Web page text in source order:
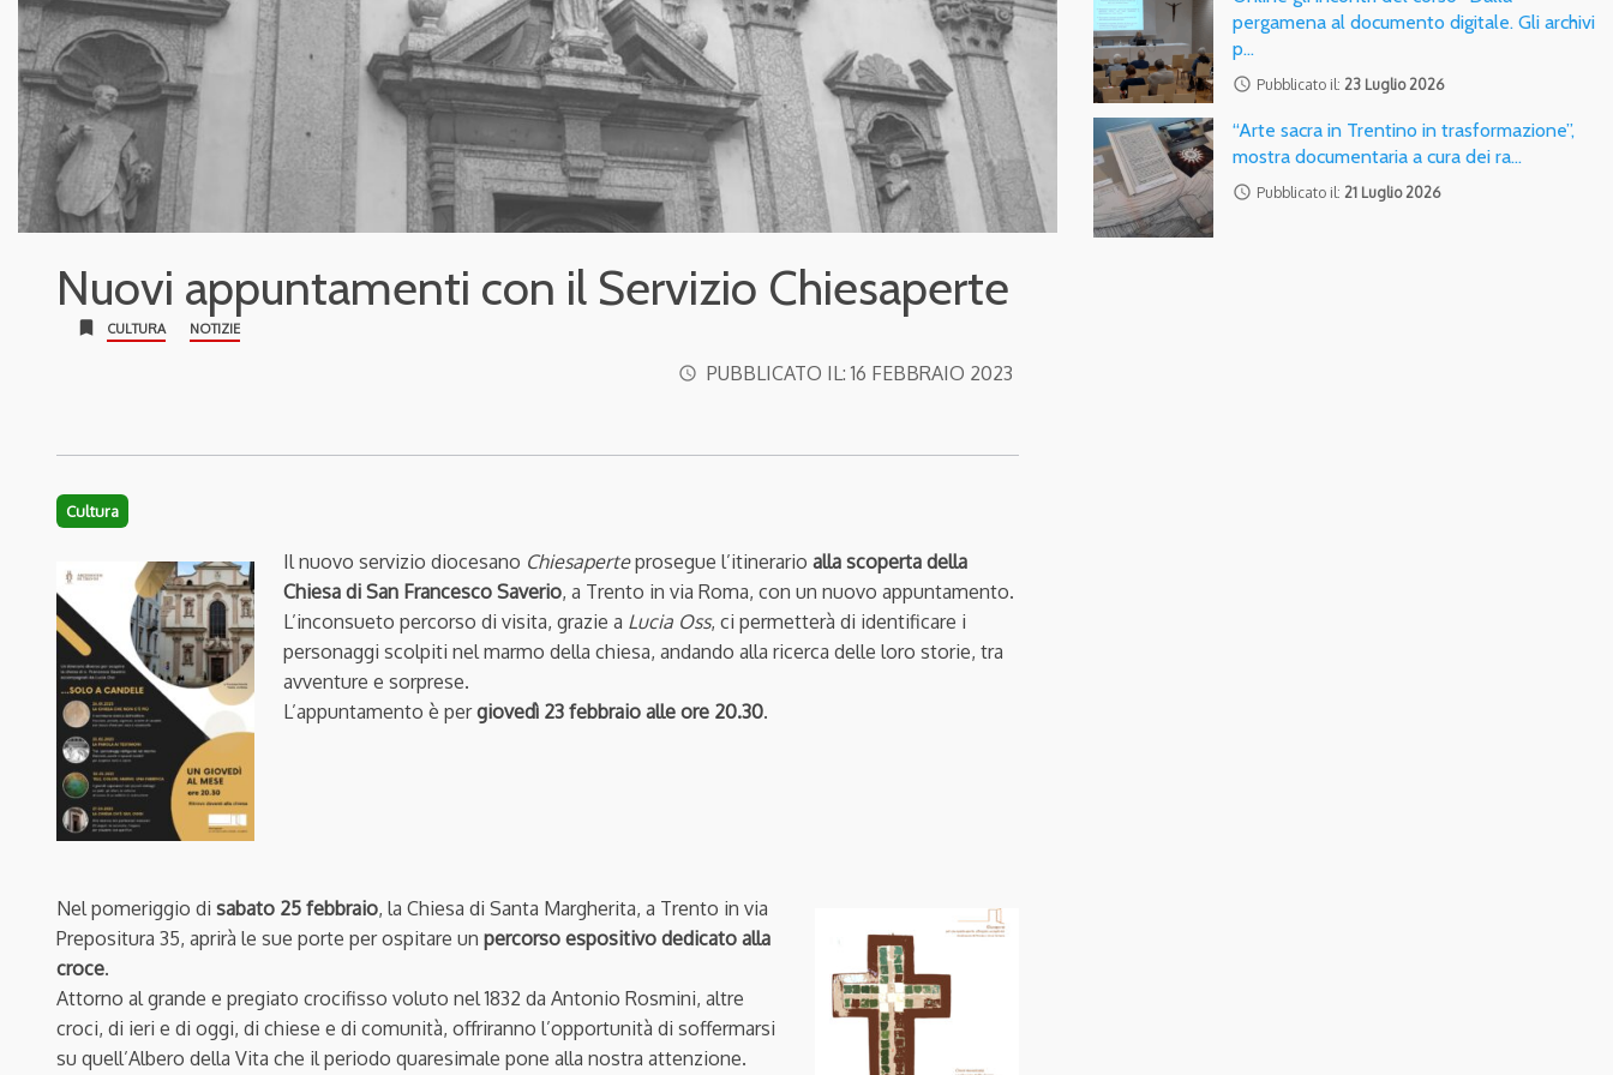
Nuovi appuntamenti con il Servizio Chiesaperte
bookmark CULTURA NOTIZIE
access_time PUBBLICATO IL:16 FEBBRAIO 2023
Cultura
Il nuovo servizio diocesano Chiesaperteprosegue l’itinerario alla scoperta della
Chiesa di San Francesco Saverio, a Trento in via Roma, con un nuovo appuntamento.
L’inconsueto percorso di visita, grazie a Lucia Oss, ci permetterà di identificare i
personaggi scolpiti nel marmo della chiesa, andando alla ricerca delle loro storie, tra
avventure e sorprese.
L’appuntamento è pergiovedì 23 febbraio alle ore 20.30.
Nel pomeriggio di sabato 25 febbraio, la Chiesa di Santa Margherita, a Trento in via
Prepositura 35, aprirà le sue porte per ospitare un percorso espositivo dedicato alla
croce.
Attorno al grande e pregiato crocifisso voluto nel 1832 da Antonio Rosmini, altre
croci, di ieri e di oggi, di chiese e di comunità, offriranno l’opportunità di soffermarsi
su quell’Albero della Vita che il periodo quaresimale pone alla nostra attenzione.
pergamena al documento digitale. Gli archivi
p…
access_time Pubblicato il: 23 Luglio 2026
“Arte sacra in Trentino in trasformazione”,
mostra documentaria a cura dei ra…
access_time Pubblicato il: 21 Luglio 2026